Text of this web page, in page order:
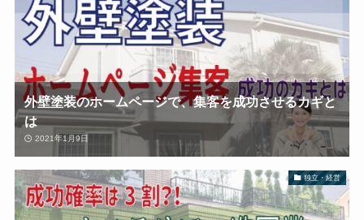
外壁塗装のホームページで、集客を成功させるカギと
は
2021年1月9日
独立・経営